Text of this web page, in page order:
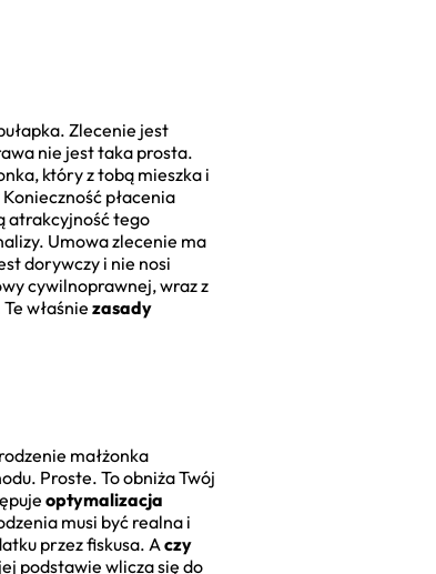
Zlecenie jest
nie jest taka prosta.
który z tobą mieszka i
płacenia
atrakcyjność tego
Umowa zlecenie ma
dorywczy i nie nosi
cywilnoprawnej, wraz z
Te właśnie zasady
małżonka
Proste. To obniża Twój
optymalizacja
musi być realna i
przez fiskusa. Aczy
podstawie wlicza się do